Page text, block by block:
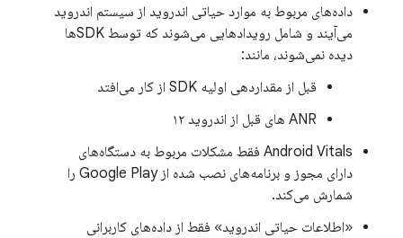
داده‌های مربوط به موارد حیاتی اندروید از سیستم اندروید
می‌آیند و شامل رویدادهایی می‌شوند که توسط SDKها
دیده نمی‌شوند، مانند:
قبل از مقداردهی اولیه SDK از کار می‌افتد
ANR های قبل از اندروید ۱۲
Android Vitals فقط مشکلات مربوط به دستگاه‌های
دارای مجوز و برنامه‌های نصب شده از Google Play را
شمارش می‌کند.
«اطلاعات حیاتی اندروید» فقط از داده‌های کاربرانی